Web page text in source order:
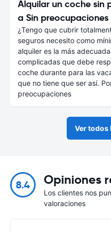
Alquilar un coche sin
a Sin preocupaciones
¿Tengo que cubrir
seguros necesito como
alquiler es la más
complicadas que debe
coche durante para las
que no tiene que ser así.
preocupaciones
Ver
8.4 Opiniones
Los clientes nos
valoraciones